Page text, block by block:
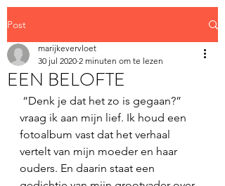
Post
EEN BELOFTE
marijkevervloet
30 jul 2020 2 minuten om te lezen
vraag ik aan mijn lief. Ik houd een
fotoalbum vast dat het verhaal
vertelt van mijn moeder en haar
ouders. En daarin staat een